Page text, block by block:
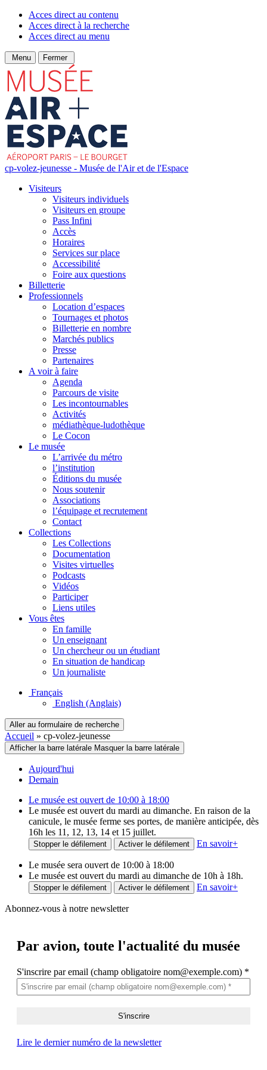
Acces direct au contenu
Acces direct à la recherche
Acces direct au menu
Menu Fermer
cp-volez-jeunesse - Musée de l'Air et de l'Espace
Visiteurs
Visiteurs individuels
Visiteurs en groupe
Pass Infini
Accès
Horaires
Services sur place
Accessibilité
Foire aux questions
Billetterie
Professionnels
Location d’espaces
Tournages et photos
Billetterie en nombre
Marchés publics
Presse
Partenaires
A voir à faire
Agenda
Parcours de visite
Les incontournables
Activités
médiathèque-ludothèque
Le Cocon
Le musée
L’arrivée du métro
l’institution
Éditions du musée
Nous soutenir
Associations
l’équipage et recrutement
Contact
Collections
Les Collections
Documentation
Visites virtuelles
Podcasts
Vidéos
Participer
Liens utiles
Vous êtes
En famille
Un enseignant
Un chercheur ou un étudiant
En situation de handicap
Un journaliste
Français
English (Anglais)
Aller au formulaire de recherche
Accueil » cp-volez-jeunesse
Afficher la barre latérale Masquer la barre latérale
Aujourd'hui
Demain
Le musée est ouvert de 10:00 à 18:00
Le musée est ouvert du mardi au dimanche. En raison de la
canicule, le musée ferme ses portes, de manière anticipée, dès
16h les 11, 12, 13, 14 et 15 juillet.
Stopper le défilement Activer le défilement En savoir+
Le musée sera ouvert de 10:00 à 18:00
Le musée est ouvert du mardi au dimanche de 10h à 18h.
Stopper le défilement Activer le défilement En savoir+
Abonnez-vous à notre newsletter
Par avion, toute l'actualité du musée
S'inscrire par email (champ obligatoire nom@exemple.com) *
Lire le dernier numéro de la newsletter